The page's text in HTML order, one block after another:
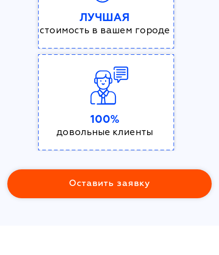
ЛУЧШАЯ
стоимость в вашем городе
100%
довольные клиенты
Оставить заявку